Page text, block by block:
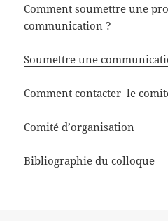
Comment soumettre une
communication ?
Soumettre une
Comment contacter le
Comité d’organisation
Bibliographie du colloque